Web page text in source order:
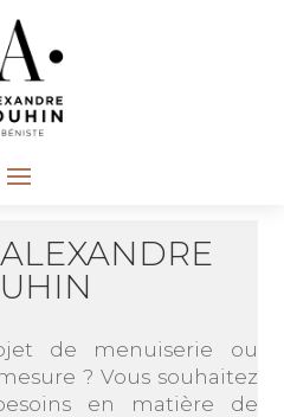
de menuiserie ou
? Vous souhaitez
en matière de